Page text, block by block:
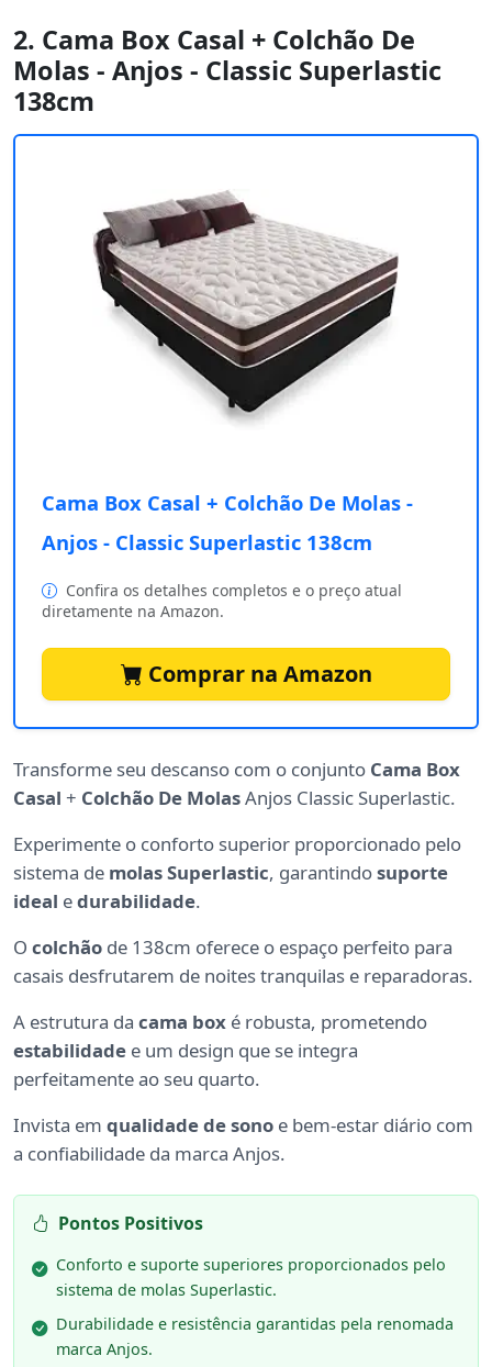
2. Cama Box Casal + Colchão De
Molas - Anjos - Classic Superlastic
138cm
Cama Box Casal + Colchão De Molas -
Anjos - Classic Superlastic 138cm
Confira os detalhes completos e o preço atual
diretamente na Amazon.
Comprar na Amazon
Transforme seu descanso com o conjunto Cama Box
Casal + Colchão De MolasAnjos Classic Superlastic.
Experimente o conforto superior proporcionado pelo
sistema de molas Superlastic, garantindosuporte
ideal edurabilidade.
O colchão de 138cm oferece o espaço perfeito para
casais desfrutarem de noites tranquilas e reparadoras.
A estrutura da cama box é robusta, prometendo
estabilidade e um design que se integra
perfeitamente ao seu quarto.
Invista em qualidade de sono e bem-estar diário com
a confiabilidade da marca Anjos.
Pontos Positivos
Conforto e suporte superiores proporcionados pelo
sistema de molas Superlastic.
Durabilidade e resistência garantidas pela renomada
marca Anjos.